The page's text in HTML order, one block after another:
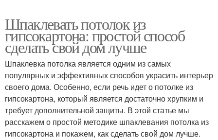
Шпаклевать потолок из
гипсокартона: простой способ
сделать свой дом лучше
Шпаклевка потолка является одним из самых
популярных и эффективных способов украсить интерьер
своего дома. Особенно, если речь идет о потолке из
гипсокартона, который является достаточно хрупким и
требует дополнительной защиты. В этой статье мы
расскажем о простой методике шпаклевания потолка из
гипсокартона и покажем, как сделать свой дом лучше.